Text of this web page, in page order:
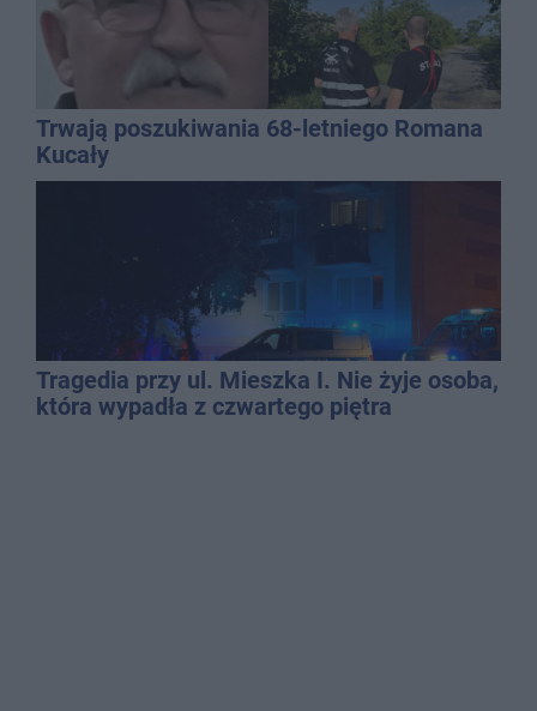
Trwają poszukiwania 68-letniego Romana
Kucały
Tragedia przy ul. Mieszka I. Nie żyje osoba,
która wypadła z czwartego piętra